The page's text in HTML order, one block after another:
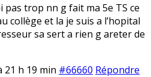
pas trop nn g fait ma 5e TS ce
collège et la je suis a l’hopital
sa sert a rien g areter de
21 h 19 min #66660 Répondre